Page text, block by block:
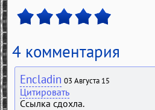
4 комментария
Encladin 03 Августа 15
Цитировать
Ссылка сдохла.